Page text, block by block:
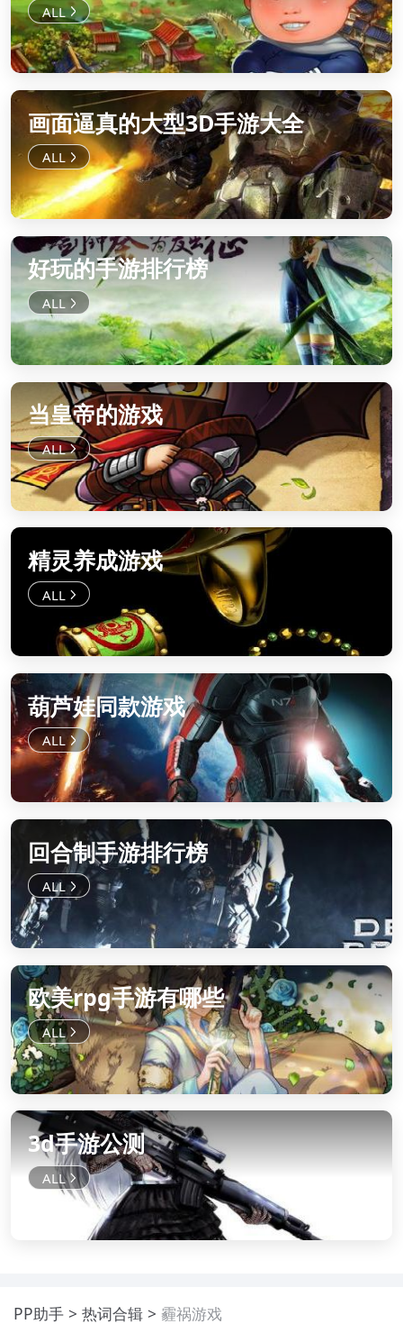
画面逼真的大型3D手游大全
好玩的手游排行榜
当皇帝的游戏
精灵养成游戏
葫芦娃同款游戏
回合制手游排行榜
欧美rpg手游有哪些
3d手游公测
PP助手 热词合辑 霾祸游戏